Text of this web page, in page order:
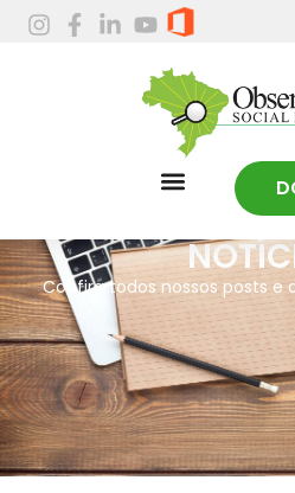
Confira todos nossos posts e